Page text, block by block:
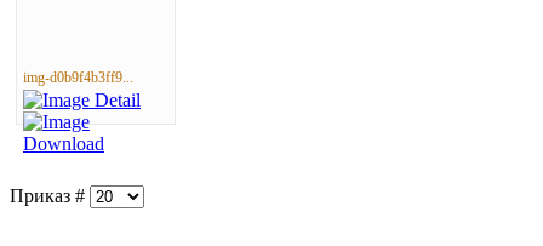
img-d0b9f4b3ff9...
Приказ #